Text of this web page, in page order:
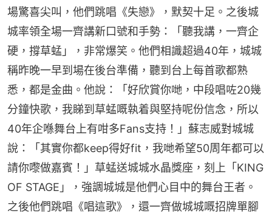
場驚喜尖叫，他們跳唱《失戀》，默契十足。之後城
城率領全場一齊講新口號和手勢：「聽我講，一齊企
硬，撐草蜢」，非常爆笑。他們相識超過40年，城城
稱昨晚一早到場在後台準備，聽到台上每首歌都熟
悉，都是金曲。他說：「好欣賞你哋，中段唱咗20幾
分鐘快歌，我睇到草蜢嘅執着與堅持呢份信念，所以
40年企喺舞台上有咁多Fans支持！」蘇志威對城城
說：「其實你都keep得好fit，我哋希望50周年都可以
請你嚟做嘉賓！」草蜢送城城水晶獎座，刻上「KING
OF STAGE」，強調城城是他們心目中的舞台王者。
之後他們跳唱《唱這歌》，還一齊做城城嘅招牌單腳